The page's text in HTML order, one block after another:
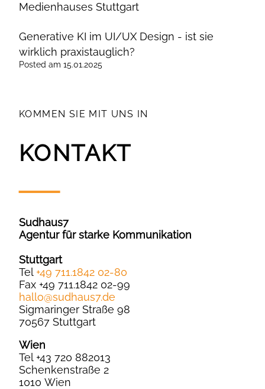
Medienhauses Stuttgart
Generative KI im UI/UX Design - ist sie
wirklich praxistauglich?
Posted am 15.01.2025
KOMMEN SIE MIT UNS IN
KONTAKT
Sudhaus7
Agentur für starke Kommunikation
Stuttgart
Tel +49 711.1842 02-80
Fax +49 711.1842 02-99
hallo@sudhaus7.de
Sigmaringer Straße 98
70567 Stuttgart
Wien
Tel +43 720 882013
Schenkenstraße 2
1010 Wien